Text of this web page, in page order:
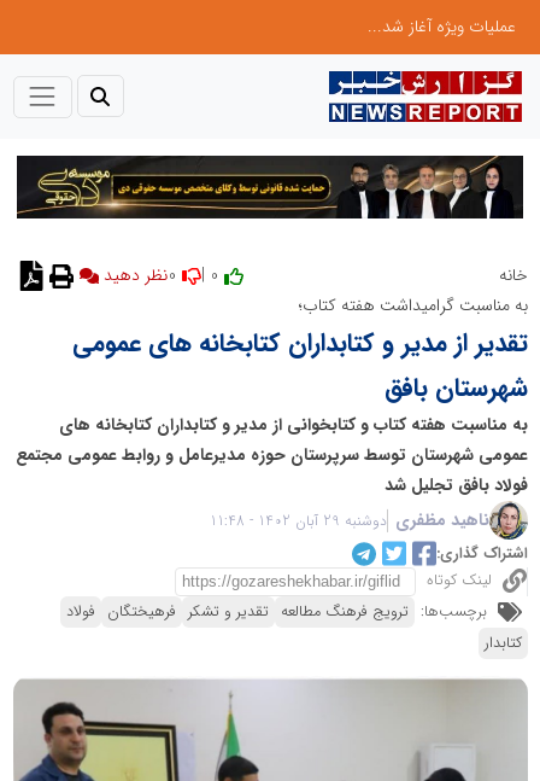
عملیات ویژه آغاز شد...
خانه
نظر دهید
به مناسبت گرامیداشت هفته کتاب؛
تقدیر از مدیر و کتابداران کتابخانه های عمومی
شهرستان بافق
به مناسبت هفته کتاب و کتابخوانی از مدیر و کتابداران کتابخانه های
عمومی شهرستان توسط سرپرستان حوزه مدیرعامل و روابط عمومی مجتمع
فولاد بافق تجلیل شد
ناهید مظفری دوشنبه 29 آبان 1402 - 11:48
اشتراک گذاری:
لینک کوتاه
برچسب‌ها: ترویج فرهنگ مطالعه تقدیر و تشکر فرهیختگان فولاد
کتابدار